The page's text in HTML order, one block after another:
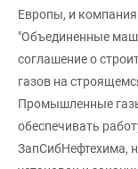
Европы, и
"Объединенные
соглашение о
газов на
Промышленные
обеспечивать
ЗапСибНефтехима,